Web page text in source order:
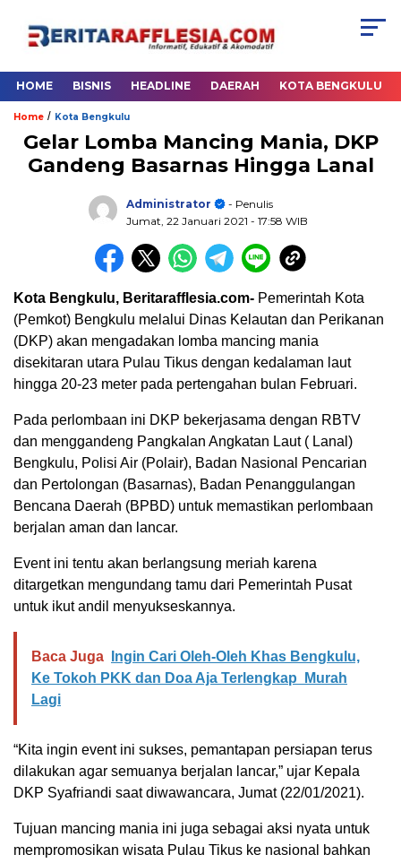
HOME BISNIS HEADLINE DAERAH KOTA BENGKULU
Home / Kota Bengkulu
Gelar Lomba Mancing Mania, DKP
Gandeng Basarnas Hingga Lanal
Administrator
- Penulis
Jumat, 22 Januari 2021 - 17:58 WIB
Kota Bengkulu, Beritarafflesia.com- Pemerintah Kota
(Pemkot) Bengkulu melalui Dinas Kelautan dan Perikanan
(DKP) akan mengadakan lomba mancing mania
disekitaran utara Pulau Tikus dengan kedalaman laut
hingga 20-23 meter pada pertengahan bulan Februari.
Pada perlombaan ini DKP bekerjasama dengan RBTV
dan menggandeng Pangkalan Angkatan Laut ( Lanal)
Bengkulu, Polisi Air (Polair), Badan Nasional Pencarian
dan Pertolongan (Basarnas), Badan Penanggulangan
Bencana Daerah (BPBD) untuk memastikan perlombaan
berjalan aman dan lancar.
Event ini tentu akan berlangsung meriah karena
ditargetkan mengundang tamu dari Pemerintah Pusat
untuk ikut andil menyukseskannya.
Baca Juga
Ingin Cari Oleh-Oleh Khas Bengkulu,
Ke Tokoh PKK dan Doa Aja Terlengkap Murah
Lagi
“Kita ingin event ini sukses, pemantapan persiapan terus
dilakukan agar semuanya berjalan lancar,” ujar Kepala
DKP Syafriandi saat diwawancara, Jumat (22/01/2021).
Tujuan mancing mania ini juga sebagai aksi nyata untuk
mempromosikan wisata Pulau Tikus ke nasional bahkan